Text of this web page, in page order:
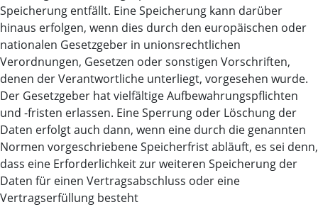
Speicherung entfällt. Eine Speicherung kann darüber
hinaus erfolgen, wenn dies durch den europäischen oder
nationalen Gesetzgeber in unionsrechtlichen
Verordnungen, Gesetzen oder sonstigen Vorschriften,
denen der Verantwortliche unterliegt, vorgesehen wurde.
Der Gesetzgeber hat vielfältige Aufbewahrungspflichten
und -fristen erlassen. Eine Sperrung oder Löschung der
Daten erfolgt auch dann, wenn eine durch die genannten
Normen vorgeschriebene Speicherfrist abläuft, es sei denn,
dass eine Erforderlichkeit zur weiteren Speicherung der
Daten für einen Vertragsabschluss oder eine
Vertragserfüllung besteht